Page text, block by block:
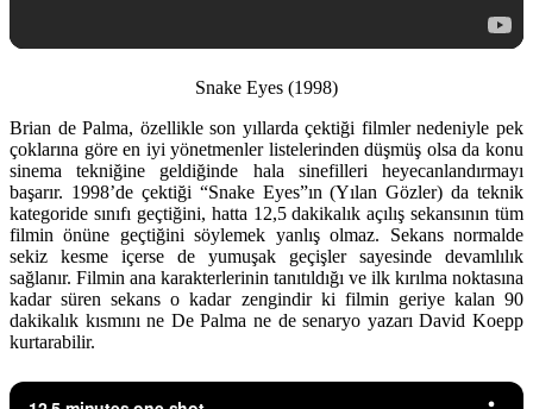
Snake Eyes (1998)
Brian de Palma, özellikle son yıllarda çektiği filmler nedeniyle pek
çoklarına göre en iyi yönetmenler listelerinden düşmüş olsa da konu
sinema tekniğine geldiğinde hala sinefilleri heyecanlandırmayı
başarır. 1998’de çektiği “Snake Eyes”ın (Yılan Gözler) da teknik
kategoride sınıfı geçtiğini, hatta 12,5 dakikalık açılış sekansının tüm
filmin önüne geçtiğini söylemek yanlış olmaz. Sekans normalde
sekiz kesme içerse de yumuşak geçişler sayesinde devamlılık
sağlanır. Filmin ana karakterlerinin tanıtıldığı ve ilk kırılma noktasına
kadar süren sekans o kadar zengindir ki filmin geriye kalan 90
dakikalık kısmını ne De Palma ne de senaryo yazarı David Koepp
kurtarabilir.